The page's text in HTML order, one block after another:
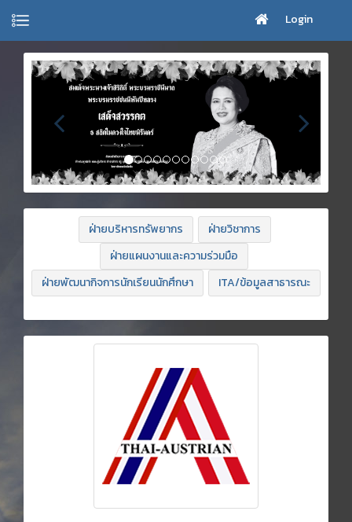
Login
ฝ่ายบริหารทรัพยากร
ฝ่ายวิชาการ
ฝ่ายแผนงานและความร่วมมือ
ฝ่ายพัฒนากิจการนักเรียนนักศึกษา
ITA/ข้อมูลสาธารณะ